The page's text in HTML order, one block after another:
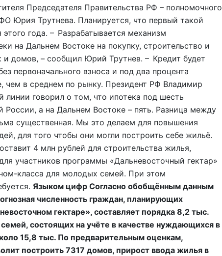
Председателя Правительства РФ – полномочного
Юрия Трутнева. Планируется, что первый такой
года. – Разрабатывается механизм
на Дальнем Востоке на покупку, строительство и
и домов, – сообщил Юрий Трутнев. – Кредит будет
первоначального взноса и под два процента
чем в среднем по рынку. Президент РФ Владимир
говорил о том, что ипотека под шесть
России, а на Дальнем Востоке – пять. Разница между
существенная. Мы это делаем для повышения
для того чтобы они могли построить себе жильё.
4 млн рублей для строительства жилья,
участников программы «Дальневосточный гектар»
класса для молодых семей. При этом
Языком цифр Согласно обобщённым данным
численность граждан, планирующих
гектаре», составляет порядка 8,2 тыс.
состоящих на учёте в качестве нуждающихся в
15,8 тыс. По предварительным оценкам,
построить 7317 домов, прирост ввода жилья в